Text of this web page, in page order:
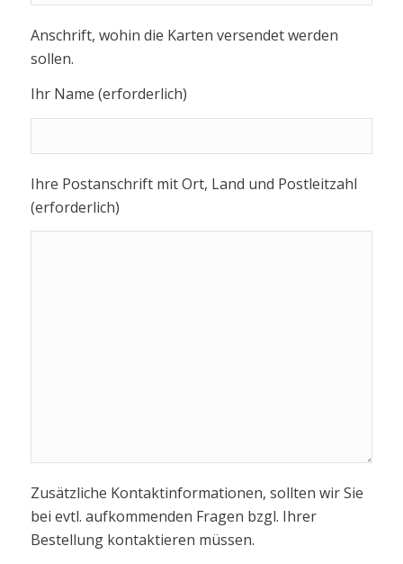
Anschrift, wohin die Karten versendet werden
sollen.
Ihr Name (erforderlich)
Ihre Postanschrift mit Ort, Land und Postleitzahl
(erforderlich)
Zusätzliche Kontaktinformationen, sollten wir Sie
bei evtl. aufkommenden Fragen bzgl. Ihrer
Bestellung kontaktieren müssen.